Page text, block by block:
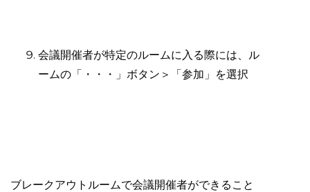
会議開催者が特定のルームに入る際には、ル
ームの「・・・」ボタン＞「参加」を選択
ブレークアウトルームで会議開催者ができること